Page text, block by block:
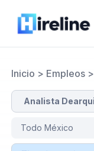
Inicio > Empleos>